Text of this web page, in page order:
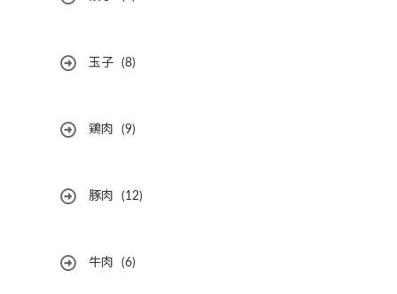
玉子 (8)
鶏肉 (9)
豚肉 (12)
牛肉 (6)